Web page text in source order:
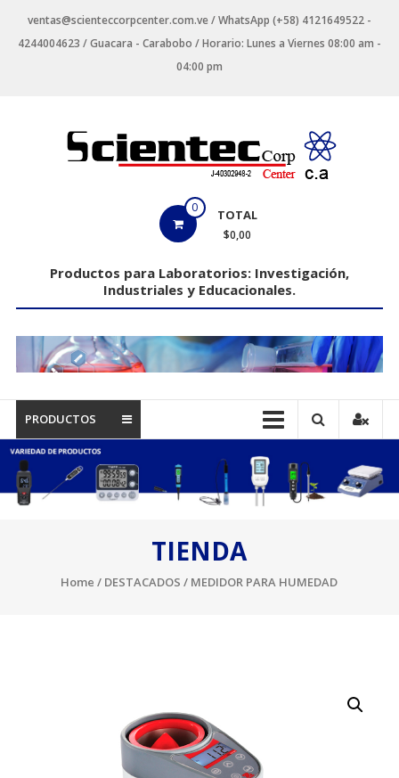
contenido
ventas@scienteccorpcenter.com.ve / WhatsApp (+58) 4121649522 -
4244004623 / Guacara - Carabobo / Horario: Lunes a Viernes 08:00 am -
04:00 pm
Laboratorios
Industriales
y
Educacionales.
0 TOTAL
$0,00
Productos para Laboratorios: Investigación,
Industriales y Educacionales.
PRODUCTOS
TIENDA
Home / DESTACADOS / MEDIDOR PARA HUMEDAD